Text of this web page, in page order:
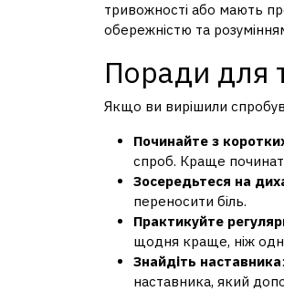
тривожності або мають
обережністю та
Поради для
Якщо ви вирішили
Починайте з
спроб. Краще
Зосередьтеся на
переносити біль.
Практикуйте
щодня краще, ніж
Знайдіть наставника
наставника, який